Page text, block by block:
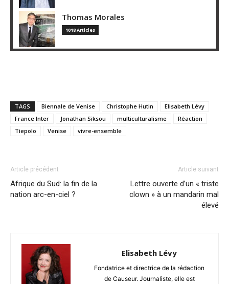
Thomas Morales
1018 Articles
TAGS Biennale de Venise Christophe Hutin
Elisabeth Lévy
France Inter
Jonathan Siksou multiculturalisme
Réaction
Tiepolo
Venise vivre-ensemble
Article précédent
Afrique du Sud: la fin de la
nation arc-en-ciel ?
Article suivant
Lettre ouverte d’un « triste
clown » à un mandarin mal
élevé
Elisabeth Lévy
Fondatrice et directrice de la rédaction
de Causeur. Journaliste, elle est